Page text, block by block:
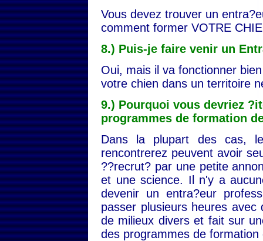
Vous devez trouver un
comment former VOTRE
8.) Puis-je faire venir un
Oui, mais il va fonctionner
votre chien dans un territoire
9.) Pourquoi vous devriez
programmes de formation
Dans la plupart des cas,
rencontrerez peuvent avoir
??recrut? par une petite
et une science. Il n'y a
devenir un entra?eur
passer plusieurs heures
de milieux divers et fait sur
des programmes de